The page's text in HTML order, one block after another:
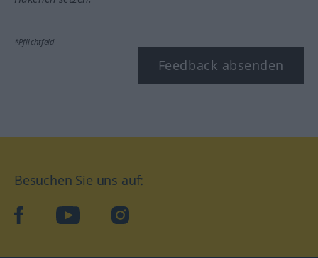
*Pflichtfeld
Feedback absenden
Besuchen Sie uns auf:
facebookYouTube Instagram